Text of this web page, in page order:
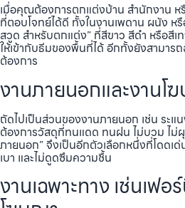
เมื่อคุณต้องการตกแต่งบ้าน สำนักงาน
ที่ตอบโจทย์ได้ดี ทั้งในงานเพดาน ผนัง หรื
สวูด สำหรับตกแต่ง” ที่สีขาว สีดำ หรือสีเ
ให้เข้ากับธีมของพื้นที่ได้ อีกทั้งยังสามาร
ต้องการ
งานภายนอกและงานโ
ถัดไปเป็นส่วนของงานภายนอก เช่น ระแ
ต้องการวัสดุที่ทนแดด ทนฝน ไม่บวม ไม่
ภายนอก” จึงเป็นอีกตัวเลือกหนึ่งที่โดดเ
เบา และไม่ดูดซึมความชื้น
งานเฉพาะทาง เช่นเฟอ